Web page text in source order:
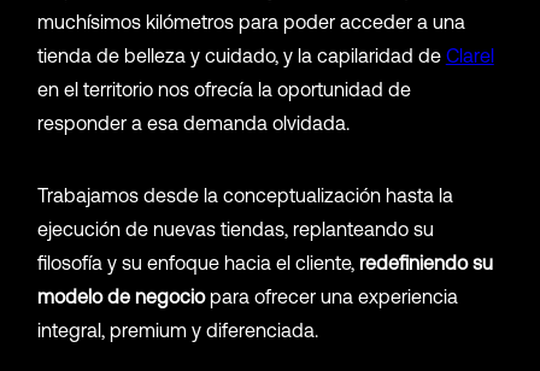
muchísimos kilómetros para poder acceder a una
tienda de belleza y cuidado, y la capilaridad de Clarel
en el territorio nos ofrecía la oportunidad de
responder a esa demanda olvidada.
Trabajamos desde la conceptualización hasta la
ejecución de nuevas tiendas, replanteando su
filosofía y su enfoque hacia el cliente, redefiniendo su
modelo de negociopara ofrecer una experiencia
integral, premium y diferenciada.